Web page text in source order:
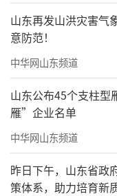
山东再发山洪灾害气
意防范！
中华网山东频道
山东公布45个支柱
雁”企业名单
中华网山东频道
昨日下午，山东省政
策体系，助力培育新